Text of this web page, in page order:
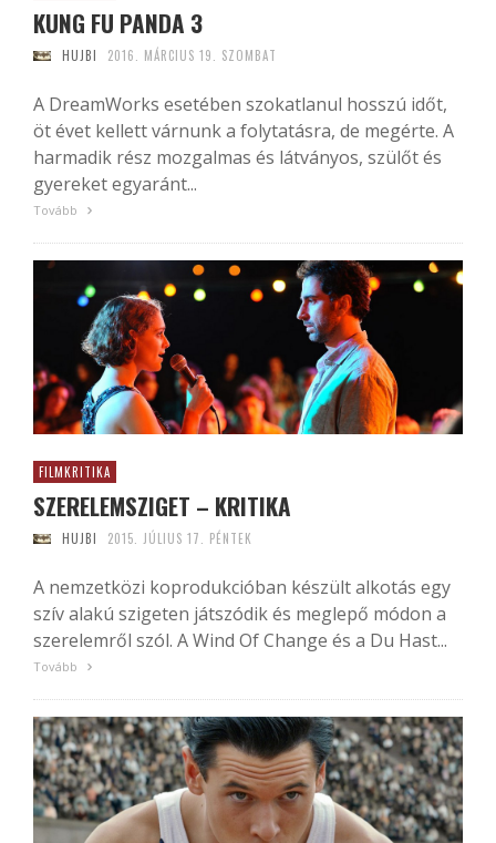
KUNG FU PANDA 3
HUJBI 2016. MÁRCIUS 19. SZOMBAT
A DreamWorks esetében szokatlanul hosszú időt,
öt évet kellett várnunk a folytatásra, de megérte. A
harmadik rész mozgalmas és látványos, szülőt és
gyereket egyaránt...
Tovább
FILMKRITIKA
SZERELEMSZIGET – KRITIKA
HUJBI 2015. JÚLIUS 17. PÉNTEK
A nemzetközi koprodukcióban készült alkotás egy
szív alakú szigeten játszódik és meglepő módon a
szerelemről szól. A Wind Of Change és a Du Hast...
Tovább